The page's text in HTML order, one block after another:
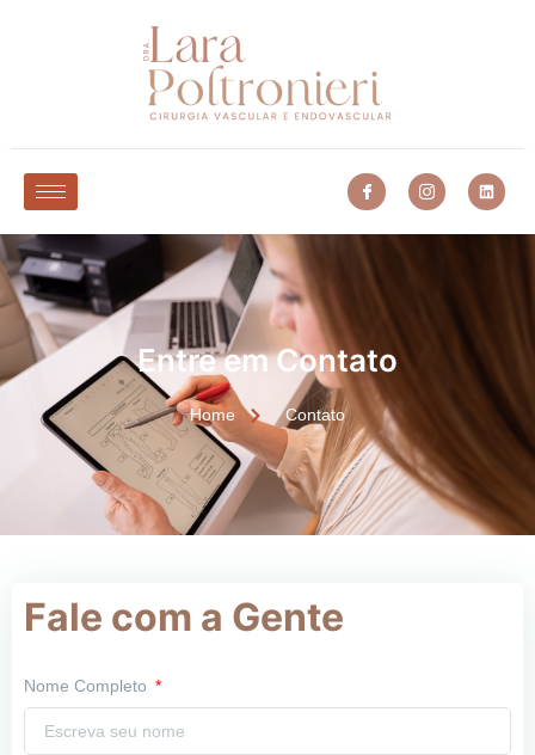
Entre em Contato
Home Contato
Fale com a Gente
Nome Completo